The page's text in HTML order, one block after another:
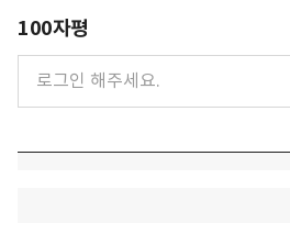
100자평